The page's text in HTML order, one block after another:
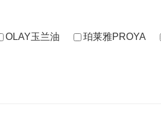
OLAY玉兰油 珀莱雅PROYA